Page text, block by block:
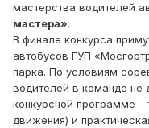
мастерства водителей
мастера».
В финале конкурса
автобусов ГУП
парка. По условиям
водителей в команде не
конкурсной программе –
движения) и